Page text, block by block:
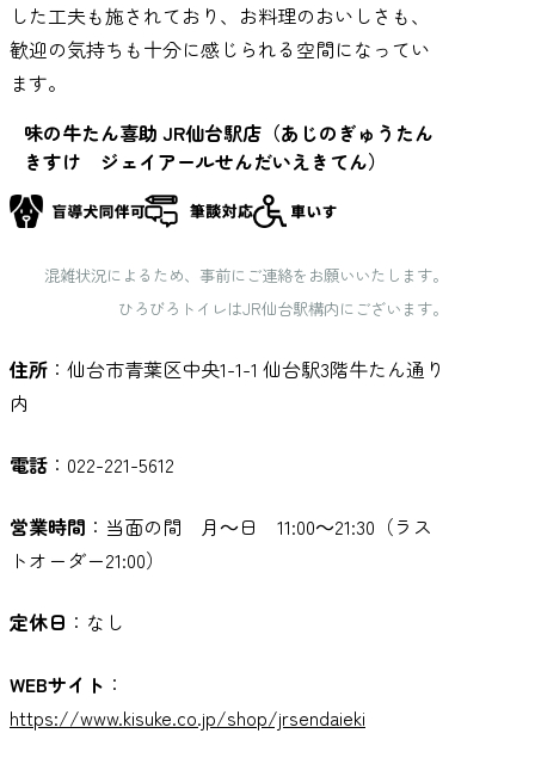
した工夫も施されており、お料理のおいしさも、
歓迎の気持ちも十分に感じられる空間になってい
ます。
味の牛たん喜助 JR仙台駅店（あじのぎゅうたん
きすけ ジェイアールせんだいえきてん）
混雑状況によるため、事前にご連絡をお願いいたします。
ひろびろトイレはJR仙台駅構内にございます。
住所 ：仙台市青葉区中央1-1-1 仙台駅3階牛たん通り
内
電話 ：022-221-5612
営業時間 ：当面の間 月～日 11:00～21:30（ラス
トオーダー21:00）
定休日 ：なし
WEBサイト ：
https://www.kisuke.co.jp/shop/jrsendaieki